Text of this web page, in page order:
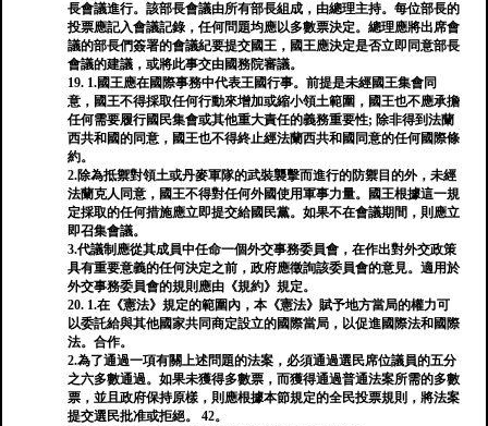
長會議進行。該部長會議由所有部長組成，由總理主持。每位部長的
投票應記入會議記錄，任何問題均應以多數票決定。總理應將出席會
議的部長們簽署的會議紀要提交國王，國王應決定是否立即同意部長
會議的建議，或將此事交由國務院審議。
19. 1.國王應在國際事務中代表王國行事。前提是未經國王集會同
意，國王不得採取任何行動來增加或縮小領土範圍，國王也不應承擔
任何需要履行國民集會或其他重大責任的義務重要性; 除非得到法蘭
西共和國的同意，國王也不得終止經法蘭西共和國同意的任何國際條
約。
2.除為抵禦對領土或丹麥軍隊的武裝襲擊而進行的防禦目的外，未經
法蘭克人同意，國王不得對任何外國使用軍事力量。國王根據這一規
定採取的任何措施應立即提交給國民黨。如果不在會議期間，則應立
即召集會議。
3.代議制應從其成員中任命一個外交事務委員會，在作出對外交政策
具有重要意義的任何決定之前，政府應徵詢該委員會的意見。適用於
外交事務委員會的規則應由《規約》規定。
20. 1.在《憲法》規定的範圍內，本《憲法》賦予地方當局的權力可
以委託給與其他國家共同商定設立的國際當局，以促進國際法和國際
法。合作。
2.為了通過一項有關上述問題的法案，必須通過選民席位議員的五分
之六多數通過。如果未獲得多數票，而獲得通過普通法案所需的多數
票，並且政府保持原樣，則應根據本節規定的全民投票規則，將法案
提交選民批准或拒絕。 42。